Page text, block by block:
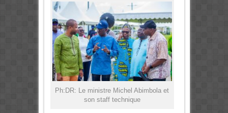
Ph:DR: Le ministre Michel Abimbola et
son staff technique